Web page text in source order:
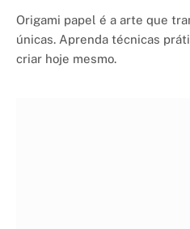
Origami papel é a arte que
únicas. Aprenda técnicas
criar hoje mesmo.